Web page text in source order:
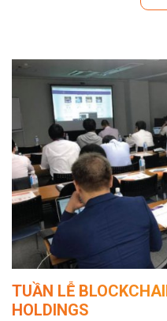
TUẦN LỄ
HOLDINGS